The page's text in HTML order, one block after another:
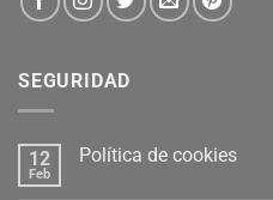
SEGURIDAD
12
Feb
Política de cookies